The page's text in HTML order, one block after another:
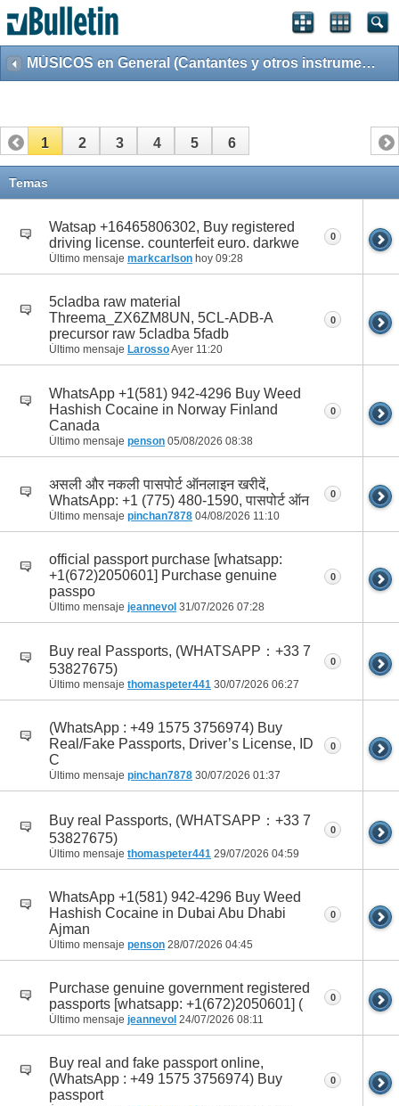
MÚSICOS en General (Cantantes y otros instrumentistas)
1 2 3 4 5 6
Temas
Watsap +16465806302, Buy registered
driving license. counterfeit euro. darkwe
Último mensaje markcarlson hoy 09:28
0
5cladba raw material
Threema_ZX6ZM8UN, 5CL-ADB-A
precursor raw 5cladba 5fadb
Último mensaje LarossoAyer 11:20
0
WhatsApp +1(581) 942-4296 Buy Weed
Hashish Cocaine in Norway Finland
Canada
Último mensaje penson 05/08/2026 08:38
0
असली और नकली पासपोर्ट ऑनलाइन खरीदें,
WhatsApp: +1 (775) 480-1590, पासपोर्ट ऑन
Último mensaje pinchan7878 04/08/2026 11:10
0
official passport purchase [whatsapp:
+1(672)2050601] Purchase genuine
passpo
Último mensaje jeannevol 31/07/2026 07:28
0
Buy real Passports, (WHATSAPP：+33 7
53827675)
Último mensaje thomaspeter441 30/07/2026 06:27
0
(WhatsApp : +49 1575 3756974) Buy
Real/Fake Passports, Driver’s License, ID
C
Último mensaje pinchan7878 30/07/2026 01:37
0
Buy real Passports, (WHATSAPP：+33 7
53827675)
Último mensaje thomaspeter441 29/07/2026 04:59
0
WhatsApp +1(581) 942-4296 Buy Weed
Hashish Cocaine in Dubai Abu Dhabi
Ajman
Último mensaje penson 28/07/2026 04:45
0
Purchase genuine government registered
passports [whatsapp: +1(672)2050601] (
Último mensaje jeannevol 24/07/2026 08:11
0
Buy real and fake passport online,
(WhatsApp : +49 1575 3756974) Buy
passport
0